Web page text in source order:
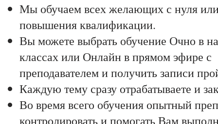
Мы обучаем всех желающих с нуля
повышения квалификации.
Вы можете выбрать обучение Очно в
классах или Онлайн в прямом эфире с
преподавателем и получить записи
Каждую тему сразу отрабатываете и
Во время всего обучения опытный
контролировать и помогать Вам